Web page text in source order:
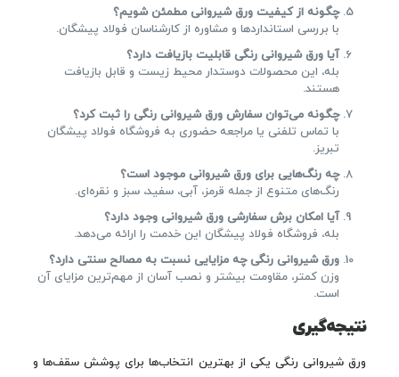
چگونه از کیفیت ورق شیروانی مطمئن شویم؟
با بررسی استانداردها و مشاوره از کارشناسان فولاد پیشگان.
آیا ورق شیروانی رنگی قابلیت بازیافت دارد؟
بله، این محصولات دوستدار محیط زیست و قابل بازیافت
هستند.
چگونه می‌توان سفارش ورق شیروانی رنگی را ثبت کرد؟
با تماس تلفنی یا مراجعه حضوری به فروشگاه فولاد پیشگان
تبریز.
چه رنگ‌هایی برای ورق شیروانی موجود است؟
رنگ‌های متنوع از جمله قرمز، آبی، سفید، سبز و نقره‌ای.
آیا امکان برش سفارشی ورق شیروانی وجود دارد؟
بله، فروشگاه فولاد پیشگان این خدمت را ارائه می‌دهد.
ورق شیروانی رنگی چه مزایایی نسبت به مصالح سنتی دارد؟
وزن کمتر، مقاومت بیشتر و نصب آسان از مهم‌ترین مزایای آن
است.
نتیجه‌گیری
ورق شیروانی رنگی یکی از بهترین انتخاب‌ها برای پوشش سقف‌ها و